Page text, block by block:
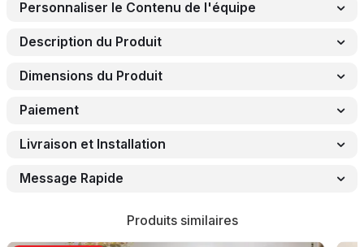
Personnaliser le Contenu de l'équipe
Description du Produit
Dimensions du Produit
Paiement
Livraison et Installation
Message Rapide
Produits similaires